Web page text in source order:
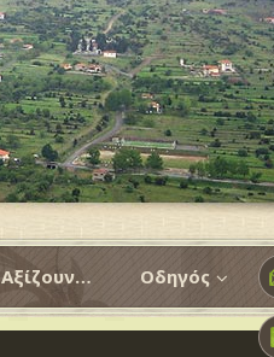
Αξίζουν… Οδηγός